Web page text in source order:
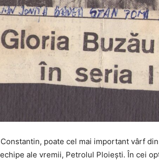
poate cel mai important vârf
ale vremii, Petrolul Ploieşti. În cei